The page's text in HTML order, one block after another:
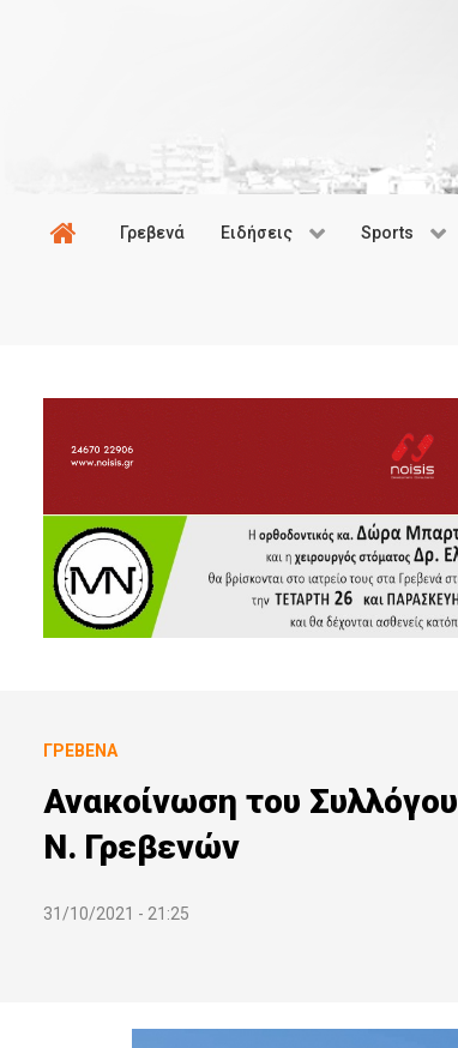
Γρεβενά Ειδήσεις Sports
ΓΡΕΒΕΝΆ
Ανακοίνωση του
Ν. Γρεβενών
31/10/2021 - 21:25